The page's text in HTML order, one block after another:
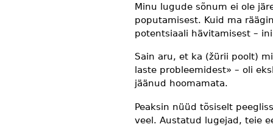
Minu lugude sõnum ei ole
poputamisest. Kuid ma
potentsiaali hävitamisest –
Sain aru, et ka (žürii poolt)
laste probleemidest» – oli
jäänud hoomamata.
Peaksin nüüd tõsiselt
veel. Austatud lugejad, teie